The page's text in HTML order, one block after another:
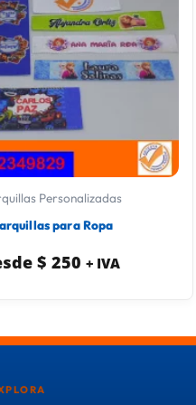
Personalizadas
para Ropa
$ 250 + IVA